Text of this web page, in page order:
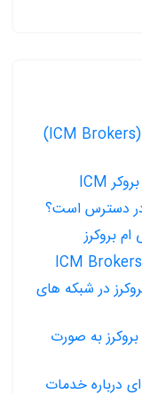
1.🟥پشتیبانی بروکر آی سی ام بروکرز (ICM Brokers)
در شبکه های
به صورت
درباره خدمات